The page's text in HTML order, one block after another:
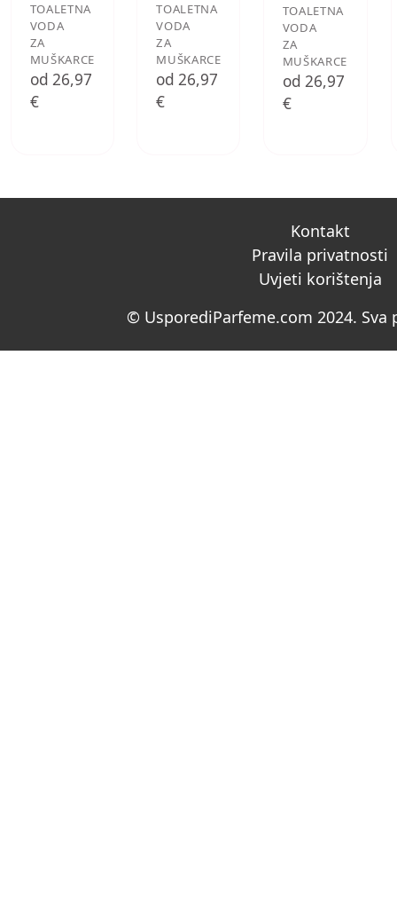
TOALETNA
VODA
ZA
MUŠKARCE
od 26,97
€
TOALETNA
VODA
ZA
MUŠKARCE
od 26,97
€
TOALETNA
VODA
ZA
MUŠKARCE
od 26,97
€
Kontakt
Pravila privatnosti
Uvjeti korištenja
© UsporediParfeme.com 2024. Sva